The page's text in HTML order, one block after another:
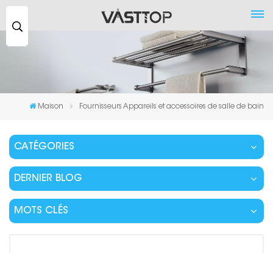
Maison Fournisseurs Appareils et accessoires de salle de bain
CATÉGORIES
DERNIER BLOG
MOTS CLÉS